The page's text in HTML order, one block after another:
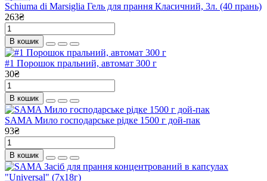
Schiuma di Marsiglia Гель для прання Класичний, 3л. (40 прань)
263₴
В кошик
#1 Порошок пральний, автомат 300 г
30₴
В кошик
SAMA Мило господарське рідке 1500 г дой-пак
93₴
В кошик